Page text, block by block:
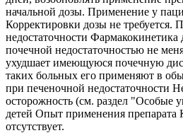
начальной дозы. Применение у
Корректировки дозы не требуется.
недостаточности Фармакокинетика
почечной недостаточностью не
ухудшает имеющуюся почечную
таких больных его применяют в
при печеночной недостаточности
осторожность (см. раздел "Особые
детей Опыт применения препарата
отсутствует.